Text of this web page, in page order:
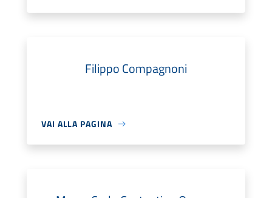
Filippo Compagnoni
VAI ALLA PAGINA